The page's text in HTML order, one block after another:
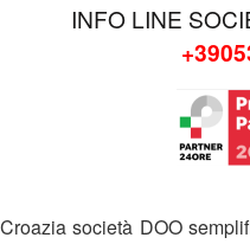
INFO LINE
Croazia società DOO